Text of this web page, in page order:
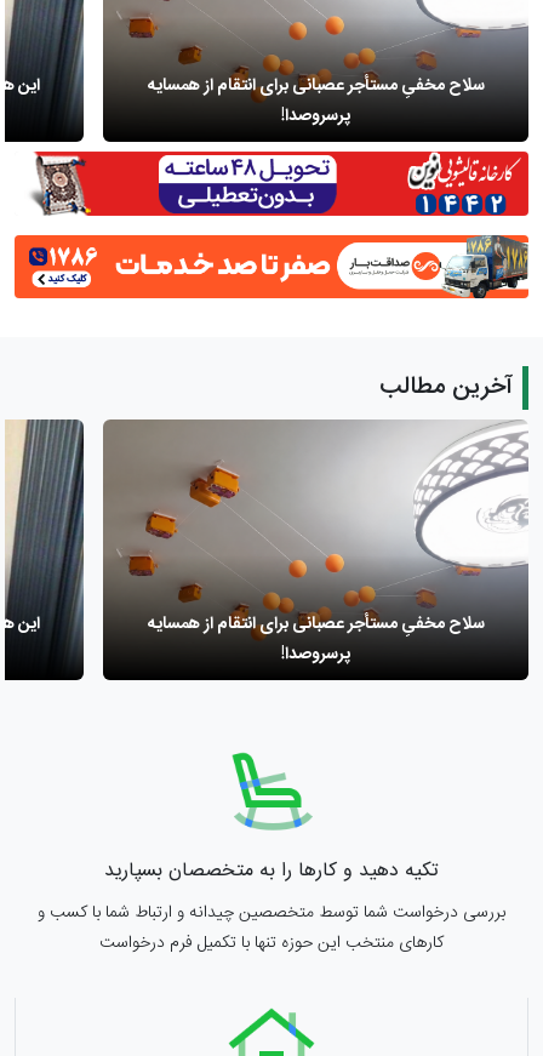
سلاح مخفیِ مستأجر عصبانی برای انتقام از همسایه
پرسر‌وصدا!
این
آخرین مطالب
سلاح مخفیِ مستأجر عصبانی برای انتقام از همسایه
پرسر‌وصدا!
این
تکیه دهید و کارها را به متخصصان بسپارید
بررسی درخواست شما توسط متخصصین چیدانه و ارتباط شما با کسب و
کارهای منتخب این حوزه تنها با تکمیل فرم درخواست